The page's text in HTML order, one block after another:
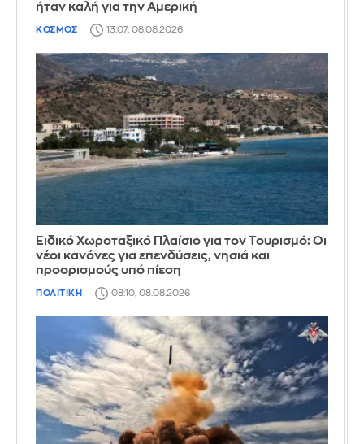
ήταν καλή για την Αμερική
ΚΟΣΜΟΣ 13:07, 08.08.2026
Ειδικό Χωροταξικό Πλαίσιο για τον Τουρισμό: Οι
νέοι κανόνες για επενδύσεις, νησιά και
προορισμούς υπό πίεση
ΠΟΛΙΤΙΚΗ 08:10, 08.08.2026